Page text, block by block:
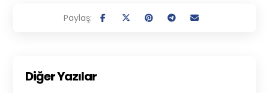
Diğer Yazılar